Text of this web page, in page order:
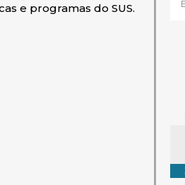
e programas do SUS.